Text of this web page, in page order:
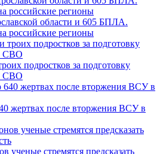
COVID-19 может активировать
антинейтрино для наблюдений за
диких обезьян в джунглях
с фекалиями снизило аллергию